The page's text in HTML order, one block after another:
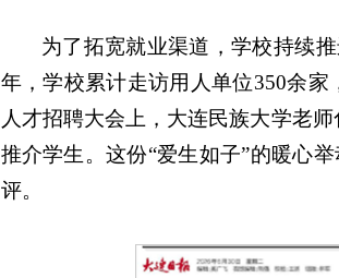
为了拓宽就业渠道，学校持续
年，学校累计走访用人单位350余家
人才招聘大会上，大连民族大学老
推介学生。这份“爱生如子”的暖心
评。